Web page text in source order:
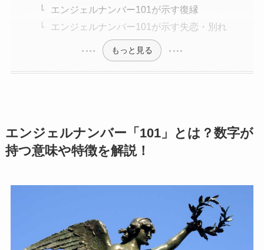
エンジェルナンバー101が示す復縁
エンジェルナンバー101が示す失恋・別れ
もっと見る
エンジェルナンバー「101」とは？数字が
持つ意味や特徴を解説！